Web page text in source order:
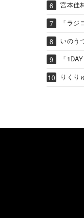
宮本佳
「ラ
いのう
「
りくり